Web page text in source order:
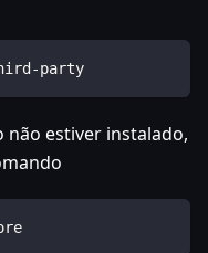
party
estiver instalado,